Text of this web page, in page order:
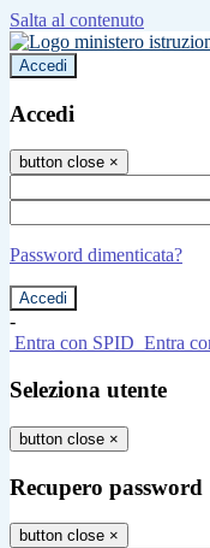
Salta al contenuto
Accedi
Accedi
button close ×
Password dimenticata?
-
Entra con SPID Entra
Seleziona utente
button close ×
Recupero password
button close ×